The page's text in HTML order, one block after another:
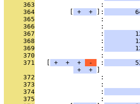
     363
:
     364
+ + ]:
     365
:
     366
:
     367
                 :
     368
                 :
     369
                 :
     370
:
     371
+ + + - :
+
+
     372
:
     373
:
     374
                 :
     375
: